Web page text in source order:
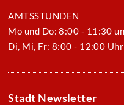
AMTSSTUNDEN
Mo und Do: 8:00 - 11:30
Di, Mi, Fr: 8:00 - 12:00 Uhr
Stadt Newsletter